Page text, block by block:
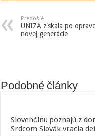
Predošlé
UNIZA získala po
novej generácie
Podobné články
Slovenčinu poznajú z
Srdcom Slovák vracia